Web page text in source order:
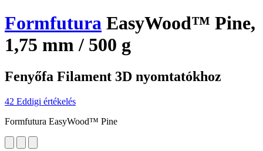
Formfutura EasyWood™ Pine,
1,75 mm / 500 g
Fenyőfa Filament 3D nyomtatókhoz
42 Eddigi értékelés
Formfutura EasyWood™ Pine